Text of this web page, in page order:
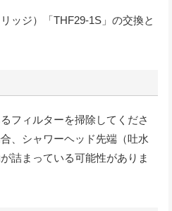
ッジ）「THF29-1S」の交換と
フィルターを掃除してくださ
、シャワーヘッド先端（吐水
詰まっている可能性がありま